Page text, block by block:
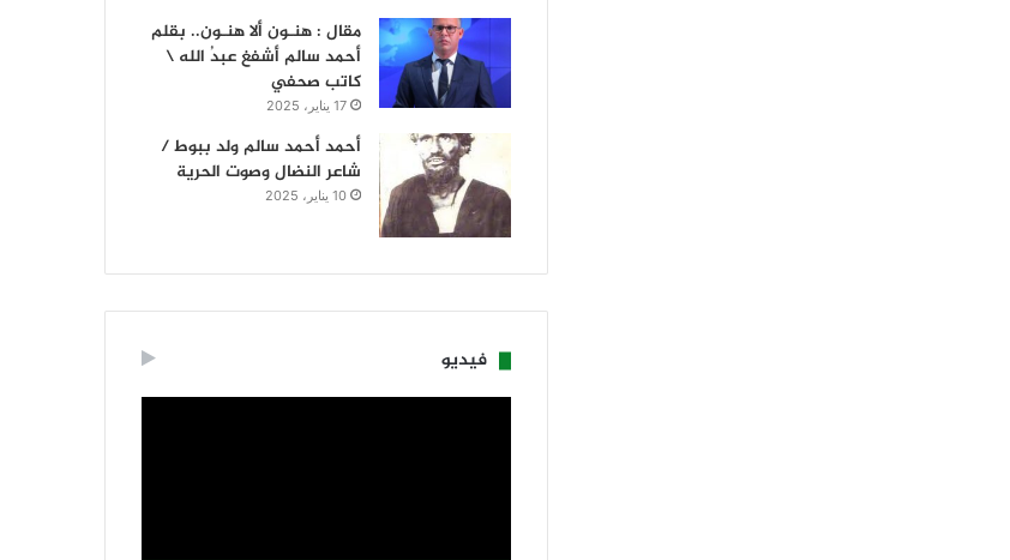
مقال : هنـون ألا هنـون.. بقلم
أحمد سالم أشفغ عبدُ الله \
كاتب صحفي
17 يناير، 2025
أحمد أحمد سالم ولد ببوط /
شاعر النضال وصوت الحرية
10 يناير، 2025
فيديو